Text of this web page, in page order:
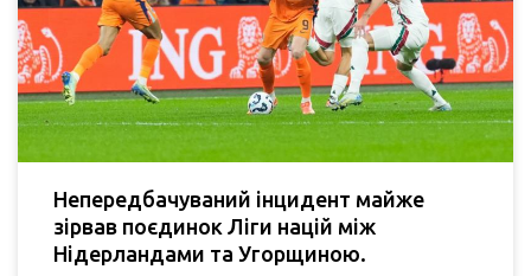
Непередбачуваний інцидент майже
зірвав поєдинок Ліги націй між
Нідерландами та Угорщиною.